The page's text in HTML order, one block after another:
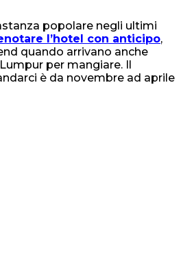
popolare negli ultimi
l’hotel con anticipo,
quando arrivano anche
per mangiare. Il
è da novembre ad aprile